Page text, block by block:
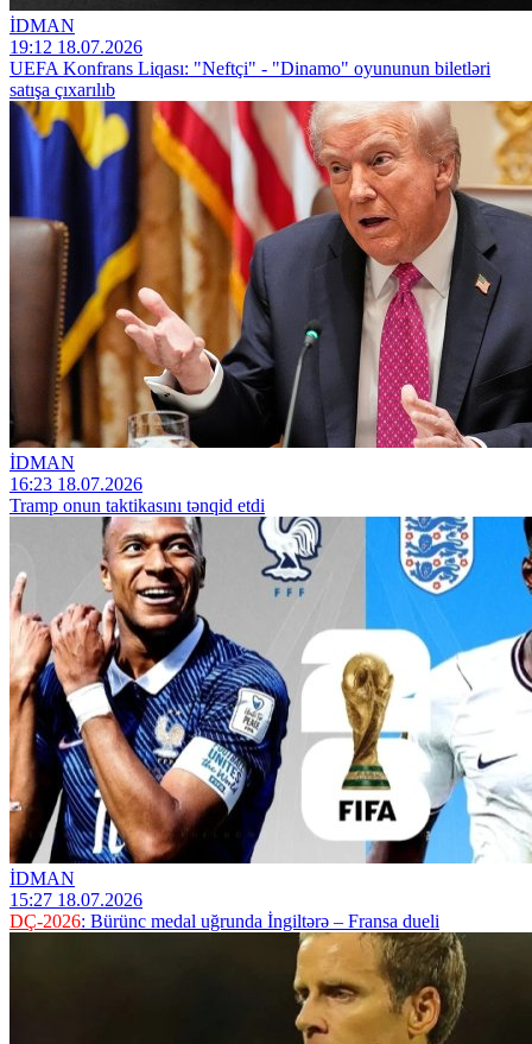
İDMAN
19:12 18.07.2026
UEFA Konfrans Liqası: "Neftçi" - "Dinamo" oyununun biletləri
satışa çıxarılıb
İDMAN
16:23 18.07.2026
Tramp onun taktikasını tənqid etdi
İDMAN
15:27 18.07.2026
DÇ-2026: Bürünc medal uğrunda İngiltərə – Fransa dueli